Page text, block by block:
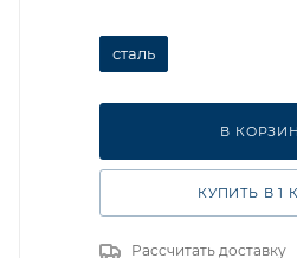
сталь
В
КУПИТЬ В 1
Рассчитать доставку